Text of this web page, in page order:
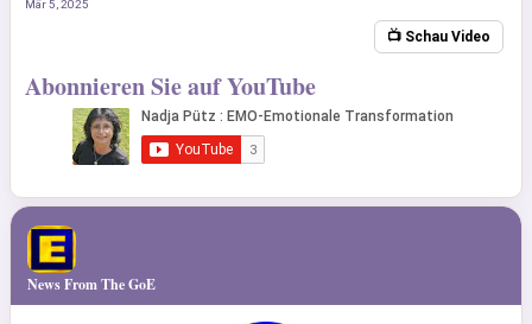
Mär 5, 2025
📺 Schau Video
Abonnieren Sie auf YouTube
News From The GoE